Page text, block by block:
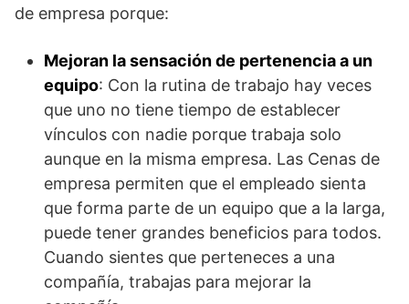
de empresa porque:
Mejoran la sensación de pertenencia a un
equipo: Con la rutina de trabajo hay veces
que uno no tiene tiempo de establecer
vínculos con nadie porque trabaja solo
aunque en la misma empresa. Las Cenas de
empresa permiten que el empleado sienta
que forma parte de un equipo que a la larga,
puede tener grandes beneficios para todos.
Cuando sientes que perteneces a una
compañía, trabajas para mejorar la